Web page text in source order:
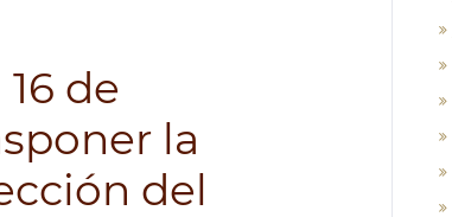
de
la
del